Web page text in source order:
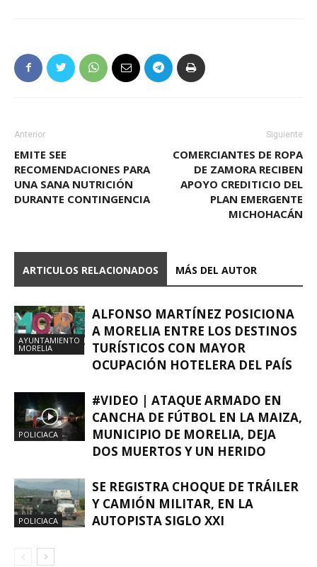
Anterior
EMITE SEE
RECOMENDACIONES PARA
UNA SANA NUTRICIÓN
DURANTE CONTINGENCIA
Siguiente
COMERCIANTES DE ROPA
DE ZAMORA RECIBEN
APOYO CREDITICIO DEL
PLAN EMERGENTE
MICHOHACÁN
ARTICULOS RELACIONADOS MÁS DEL AUTOR
AYUNTAMIENTO
MORELIA
ALFONSO MARTÍNEZ POSICIONA
A MORELIA ENTRE LOS DESTINOS
TURÍSTICOS CON MAYOR
OCUPACIÓN HOTELERA DEL PAÍS
POLICIACA
#VIDEO | ATAQUE ARMADO EN
CANCHA DE FÚTBOL EN LA MAIZA,
MUNICIPIO DE MORELIA, DEJA
DOS MUERTOS Y UN HERIDO
POLICIACA
SE REGISTRA CHOQUE DE TRÁILER
Y CAMIÓN MILITAR, EN LA
AUTOPISTA SIGLO XXI